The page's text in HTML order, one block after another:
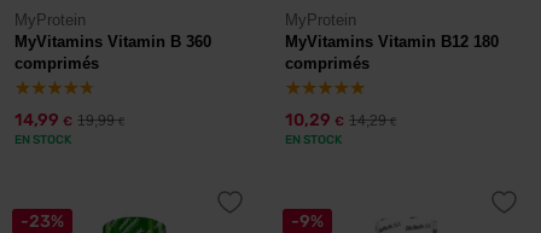
MyProtein
MyVitamins Vitamin B 360
comprimés
14,99 € 19,99€
EN STOCK
MyProtein
MyVitamins Vitamin B12 180
comprimés
10,29 € 14,29€
EN STOCK
-23% -9%